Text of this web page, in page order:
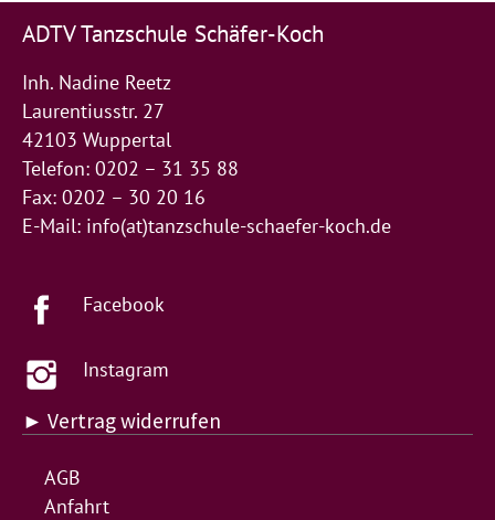
ADTV Tanzschule Schäfer-Koch
Inh. Nadine Reetz
Laurentiusstr. 27
42103 Wuppertal
Telefon: 0202 – 31 35 88
Fax: 0202 – 30 20 16
E-Mail: info(at)tanzschule-schaefer-koch.de
Facebook
Instagram
► Vertrag widerrufen
AGB
Anfahrt